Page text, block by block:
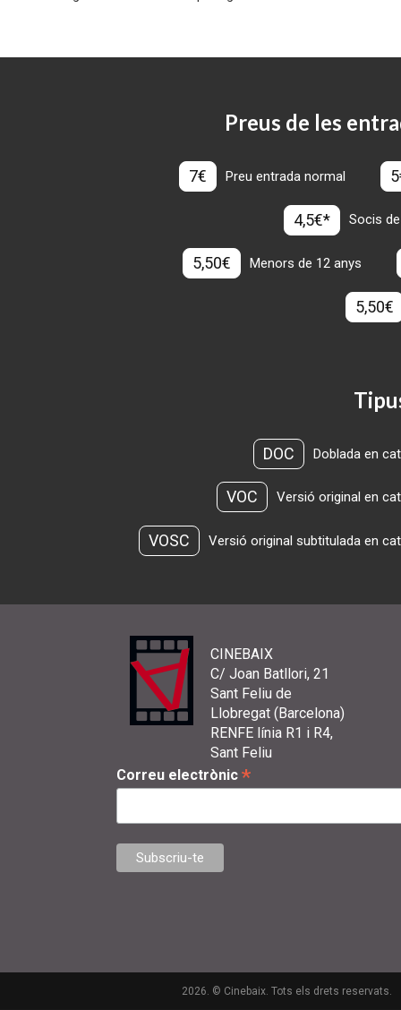
Preus de les
7€ Preu entrada normal
4,5€* Socis
5,50€ Menors de 12 anys
5,50€
DOC Doblada en
VOC Versió original en
VOSC Versió original subtitulada en
CINEBAIX
C/ Joan Batllori, 21
Sant Feliu de
Llobregat (Barcelona)
RENFE línia R1 i R4,
Sant Feliu
Correu electrònic *
2026. © Cinebaix. Tots els drets reservats.